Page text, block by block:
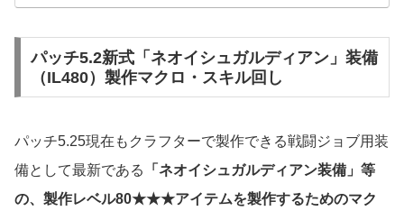
パッチ5.2新式「ネオイシュガルディアン」装備
（IL480）製作マクロ・スキル回し
パッチ5.25現在もクラフターで製作できる戦闘ジョブ用装
備として最新である
「ネオイシュガルディアン装備」等
の、製作レベル80★★★アイテムを製作するためのマク